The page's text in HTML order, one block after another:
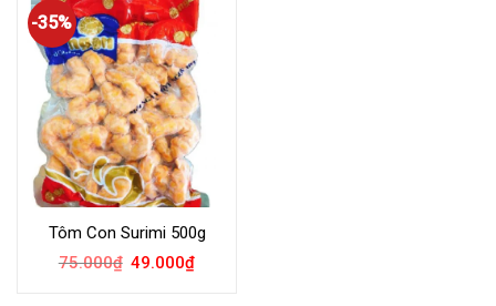
-35%
Tôm Con Surimi 500g
75.000₫ 49.000₫